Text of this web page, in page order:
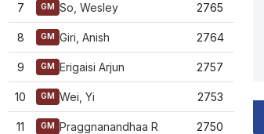
7 GM So, Wesley 2765
8 GM Giri, Anish 2764
9 GM Erigaisi Arjun 2757
10 GM Wei, Yi 2753
11 GM Praggnanandhaa R 2750